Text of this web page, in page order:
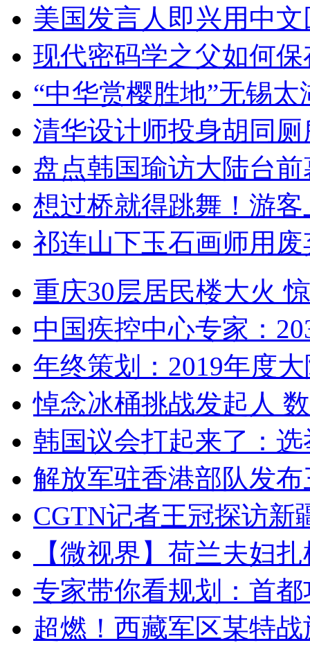
美国发言人即兴用中
现代密码学之父如何
“中华赏樱胜地”无锡
清华设计师投身胡同
盘点韩国瑜访大陆台
想过桥就得跳舞！游客
祁连山下玉石画师用
重庆30层居民楼大火
中国疾控中心专家：
年终策划：2019年度
悼念冰桶挑战发起人
韩国议会打起来了：
解放军驻香港部队发
CGTN记者王冠探访新
【微视界】荷兰夫妇
专家带你看规划：首
超燃！西藏军区某特